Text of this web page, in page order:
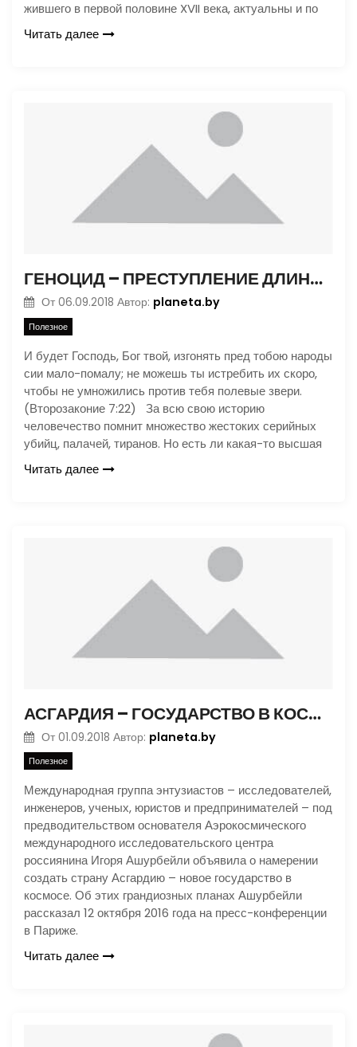
жившего в первой половине XVII века, актуальны и по
Читать далее
ГЕНОЦИД – ПРЕСТУПЛЕНИЕ ДЛИНОЙ В ИСТОРИЮ
От 06.09.2018 Автор: planeta.by
Полезное
И будет Господь, Бог твой, изгонять пред тобою народы
сии мало-помалу; не можешь ты истребить их скоро,
чтобы не умножились против тебя полевые звери.
(Второзаконие 7:22) За всю свою историю
человечество помнит множество жестоких серийных
убийц, палачей, тиранов. Но есть ли какая-то высшая
Читать далее
АСГАРДИЯ – ГОСУДАРСТВО В КОСМОСЕ
От 01.09.2018 Автор: planeta.by
Полезное
Международная группа энтузиастов – исследователей,
инженеров, ученых, юристов и предпринимателей – под
предводительством основателя Аэрокосмического
международного исследовательского центра
россиянина Игоря Ашурбейли объявила о намерении
создать страну Асгардию – новое государство в
космосе. Об этих грандиозных планах Ашурбейли
рассказал 12 октября 2016 года на пресс-конференции
в Париже.
Читать далее